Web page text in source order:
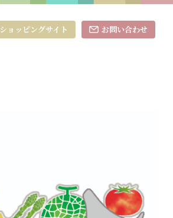
ショッピングサイト お問い合わせ